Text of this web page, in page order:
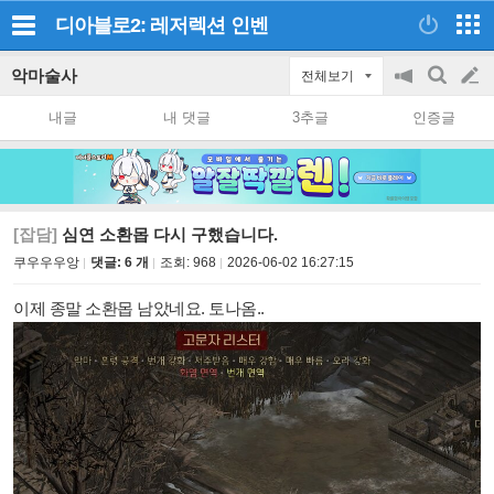
디아블로2: 레저렉션 인벤
악마술사 전체보기
공
on/off
검
색
글
쓰
내글 내 댓글 3추글 인증글
[잡담] 심연 소환몹 다시 구했습니다.
쿠우우우앙 댓글: 6 개 조회: 968 2026-06-02 16:27:15
이제 종말 소환몹 남았네요. 토나옴..